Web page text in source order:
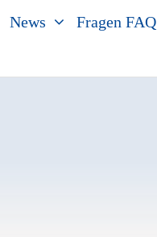
News Fragen FAQ